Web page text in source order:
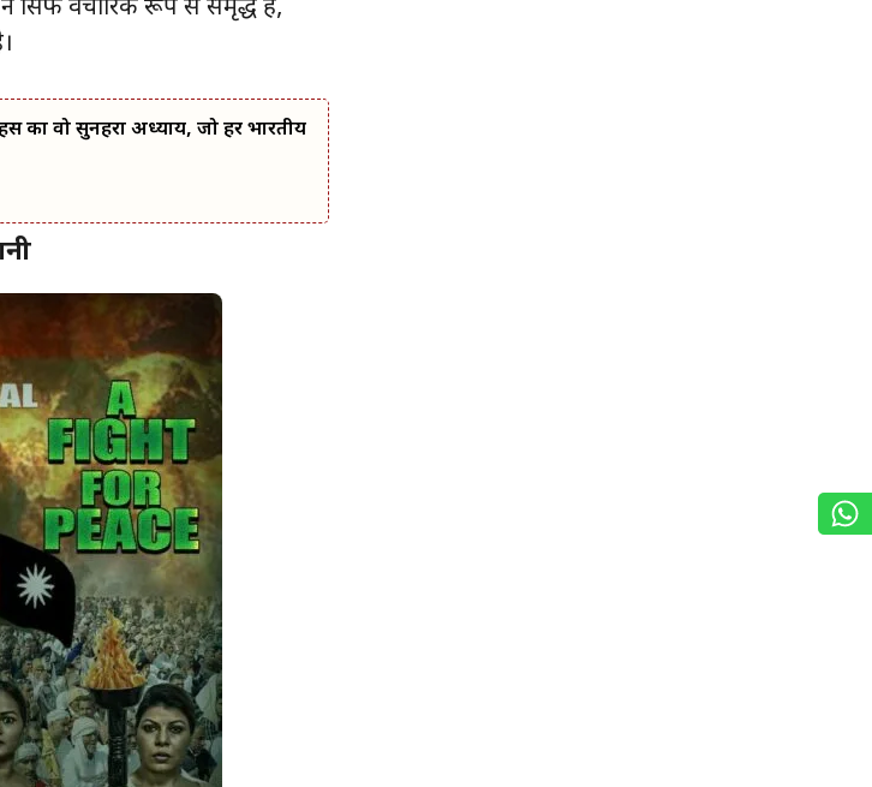
न सिर्फ वैचारिक रूप से समृद्ध है,
का वो सुनहरा अध्याय, जो हर भारतीय